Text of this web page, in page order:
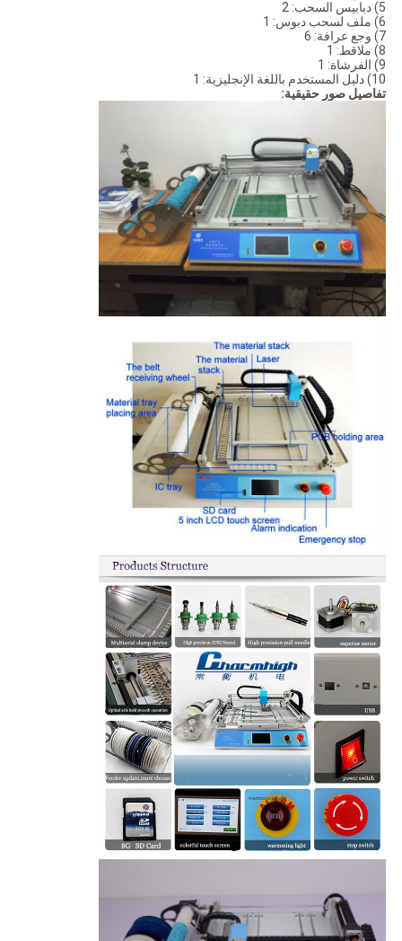
5) دبابيس السحب: 2
6) ملف لسحب دبوس: 1
7) وجع عرافة: 6
8) ملاقط: 1
9) الفرشاة: 1
10) دليل المستخدم باللغة الإنجليزية: 1
تفاصيل صور حقيقية: